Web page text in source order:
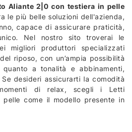
Aliante 2|0 con testiera in pelle
le più belle soluzioni dell'azienda,
capace di assicurare praticità,
Nel nostro sito troverai le
migliori produttori specializzati
riposo, con un’ampia possibilità
a tonalità e abbinamenti,
desideri assicurarti la comodità
di relax, scegli i Letti
pelle come il modello presente in